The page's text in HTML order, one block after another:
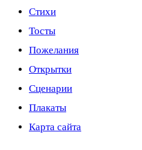
Стихи
Тосты
Пожелания
Открытки
Сценарии
Плакаты
Карта сайта